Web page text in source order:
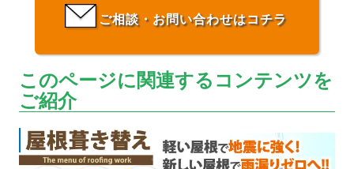
ご相談・お問い合わせはコチラ
このページに関連するコンテンツを
ご紹介